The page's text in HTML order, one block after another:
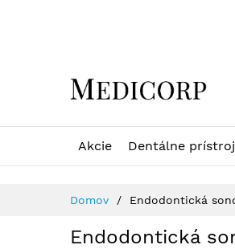
Akcie Dentálne
Domov Endodontická
Endodontická